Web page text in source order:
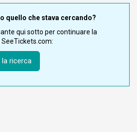
quello che stava cercando?
qui sotto per continuare la
la ricerca